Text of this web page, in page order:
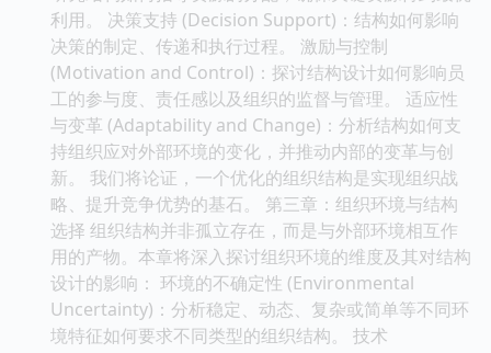
利用。 决策支持 (Decision Support)：结构如何影响
决策的制定、传递和执行过程。 激励与控制
(Motivation and Control)：探讨结构设计如何影响员
工的参与度、责任感以及组织的监督与管理。 适应性
与变革 (Adaptability and Change)：分析结构如何支
持组织应对外部环境的变化，并推动内部的变革与创
新。 我们将论证，一个优化的组织结构是实现组织战
略、提升竞争优势的基石。 第三章：组织环境与结构
选择 组织结构并非孤立存在，而是与外部环境相互作
用的产物。本章将深入探讨组织环境的维度及其对结构
设计的影响： 环境的不确定性 (Environmental
Uncertainty)：分析稳定、动态、复杂或简单等不同环
境特征如何要求不同类型的组织结构。 技术